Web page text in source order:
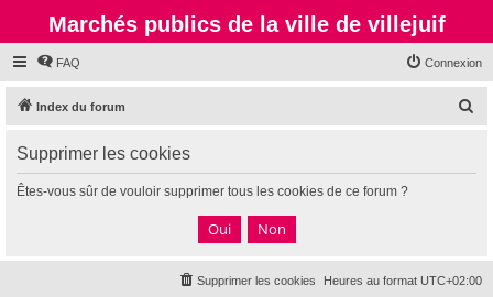
Marchés publics de la ville de villejuif
FAQ Connexion
Index du forum
c
Supprimer les cookies
Êtes-vous sûr de vouloir supprimer tous les cookies de ce forum ?
Heures au format UTC+02:00
Supprimer les cookies